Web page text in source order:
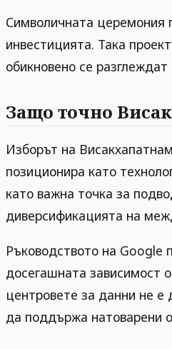
Символичната церемония
инвестицията. Така
обикновено се
Защо точно
Изборът на
позиционира като
като важна точка за
диверсификацията на
Ръководството на
досегашната зависимост
центровете за данни не
да поддържа натоварени